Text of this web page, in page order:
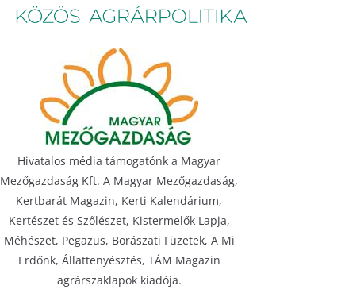
Hivatalos média támogatónk a Magyar
Mezőgazdaság Kft. A Magyar Mezőgazdaság,
Kertbarát Magazin, Kerti Kalendárium,
Kertészet és Szőlészet, Kistermelők Lapja,
Méhészet, Pegazus, Borászati Füzetek, A Mi
Erdőnk, Állattenyésztés, TÁM Magazin
agrárszaklapok kiadója.